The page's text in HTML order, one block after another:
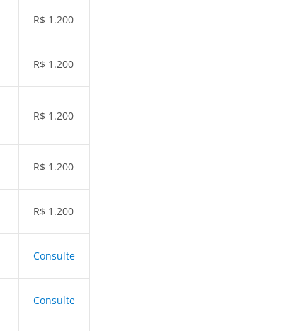
R$ 1.200
R$ 1.200
R$ 1.200
R$ 1.200
R$ 1.200
Consulte
Consulte